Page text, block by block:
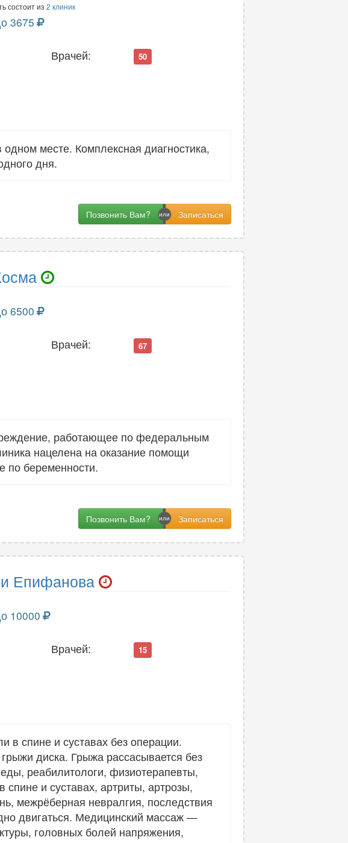
состоит из 2 клиник
3675
Врачей: 50
месте. Комплексная диагностика,
дня.
Позвонить Вам?
6500
Врачей: 67
работающее по федеральным
нацелена на оказание помощи
по беременности.
Позвонить Вам?
Епифанова
10000
Врачей: 15
в спине и суставах без операции.
диска. Грыжа рассасывается без
реабилитологи, физиотерапевты,
и суставах, артриты, артрозы,
межрёберная невралгия, последствия
двигаться. Медицинский массаж —
головных болей напряжения,